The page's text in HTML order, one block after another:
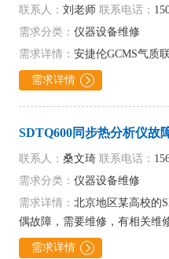
联系人： 刘老师 联系电话：
需求分类： 仪器设备维修
需求详情： 安捷伦GCMS气质
需求详情 
SDTQ600同步热分析仪故
联系人： 桑文琦联系电话：
需求分类： 仪器设备维修
需求详情： 北京地区某高校的
偶故障，需要维修，有相关维
需求详情 